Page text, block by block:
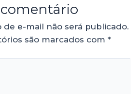
de e-mail não será publicado.
são marcados com *